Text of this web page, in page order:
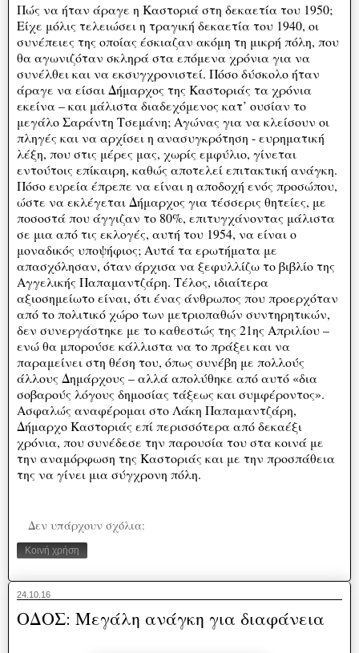
Πώς να ήταν άραγε η Καστοριά στη δεκαετία του 1950;
Είχε μόλις τελειώσει η τραγική δεκαετία του 1940, οι
συνέπειες της οποίας έσκιαζαν ακόμη τη μικρή πόλη, που
θα αγωνιζόταν σκληρά στα επόμενα χρόνια για να
συνέλθει και να εκσυγχρονιστεί. Πόσο δύσκολο ήταν
άραγε να είσαι Δήμαρχος της Καστοριάς τα χρόνια
εκείνα – και μάλιστα διαδεχόμενος κατ’ ουσίαν το
μεγάλο Σαράντη Τσεμάνη; Αγώνας για να κλείσουν οι
πληγές και να αρχίσει η ανασυγκρότηση - ευρηματική
λέξη, που στις μέρες μας, χωρίς εμφύλιο, γίνεται
εντούτοις επίκαιρη, καθώς αποτελεί επιτακτική ανάγκη.
Πόσο ευρεία έπρεπε να είναι η αποδοχή ενός προσώπου,
ώστε να εκλέγεται Δήμαρχος για τέσσερις θητείες, με
ποσοστά που άγγιζαν το 80%, επιτυγχάνοντας μάλιστα
σε μια από τις εκλογές, αυτή του 1954, να είναι ο
μοναδικός υποψήφιος; Αυτά τα ερωτήματα με
απασχόλησαν, όταν άρχισα να ξεφυλλίζω το βιβλίο της
Αγγελικής Παπαμαντζάρη. Τέλος, ιδιαίτερα
αξιοσημείωτο είναι, ότι ένας άνθρωπος που προερχόταν
από το πολιτικό χώρο των μετριοπαθών συντηρητικών,
δεν συνεργάστηκε με το καθεστώς της 21ης Απριλίου –
ενώ θα μπορούσε κάλλιστα να το πράξει και να
παραμείνει στη θέση του, όπως συνέβη με πολλούς
άλλους Δημάρχους – αλλά απολύθηκε από αυτό «δια
σοβαρούς λόγους δημοσίας τάξεως και συμφέροντος».
Ασφαλώς αναφέρομαι στο Λάκη Παπαμαντζάρη,
Δήμαρχο Καστοριάς επί περισσότερα από δεκαέξι
χρόνια, που συνέδεσε την παρουσία του στα κοινά με
την αναμόρφωση της Καστοριάς και με την προσπάθεια
της να γίνει μια σύγχρονη πόλη.
Δεν υπάρχουν σχόλια:
Κοινή χρήση
24.10.16
ΟΔΟΣ: Μεγάλη ανάγκη για διαφάνεια